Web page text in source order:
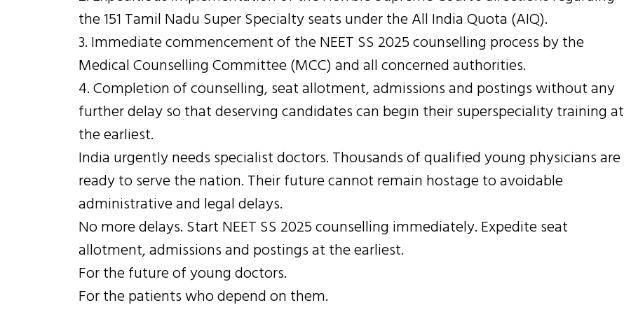
the 151 Tamil Nadu Super Specialty seats under the All India Quota (AIQ).
3. Immediate commencement of the NEET SS 2025 counselling process by the
Medical Counselling Committee (MCC) and all concerned authorities.
4. Completion of counselling, seat allotment, admissions and postings without any
further delay so that deserving candidates can begin their superspeciality training at
the earliest.
India urgently needs specialist doctors. Thousands of qualified young physicians are
ready to serve the nation. Their future cannot remain hostage to avoidable
administrative and legal delays.
No more delays. Start NEET SS 2025 counselling immediately. Expedite seat
allotment, admissions and postings at the earliest.
For the future of young doctors.
For the patients who depend on them.